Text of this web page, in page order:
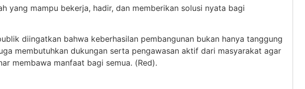
yang mampu bekerja, hadir, dan memberikan solusi nyata bagi
diingatkan bahwa keberhasilan pembangunan bukan hanya tanggung
membutuhkan dukungan serta pengawasan aktif dari masyarakat agar
membawa manfaat bagi semua. (Red).